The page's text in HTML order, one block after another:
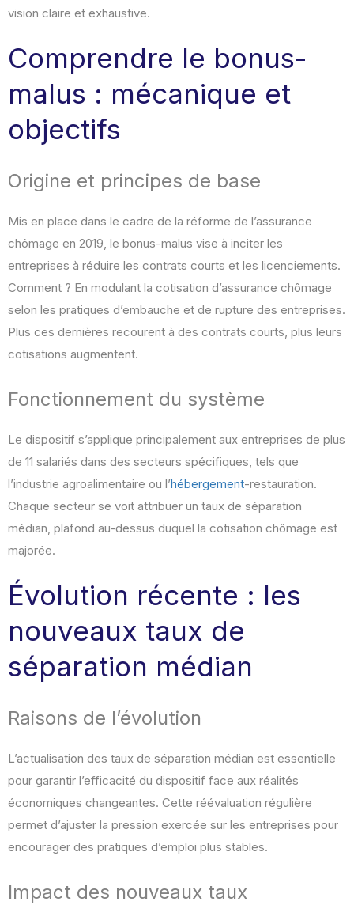
vision claire et exhaustive.
Comprendre le bonus-
malus : mécanique et
objectifs
Origine et principes de base
Mis en place dans le cadre de la réforme de l’assurance
chômage en 2019, le bonus-malus vise à inciter les
entreprises à réduire les contrats courts et les licenciements.
Comment ? En modulant la cotisation d’assurance chômage
selon les pratiques d’embauche et de rupture des entreprises.
Plus ces dernières recourent à des contrats courts, plus leurs
cotisations augmentent.
Fonctionnement du système
Le dispositif s’applique principalement aux entreprises de plus
de 11 salariés dans des secteurs spécifiques, tels que
l’industrie agroalimentaire ou l’hébergement-restauration.
Chaque secteur se voit attribuer un taux de séparation
médian, plafond au-dessus duquel la cotisation chômage est
majorée.
Évolution récente : les
nouveaux taux de
séparation médian
Raisons de l’évolution
L’actualisation des taux de séparation médian est essentielle
pour garantir l’efficacité du dispositif face aux réalités
économiques changeantes. Cette réévaluation régulière
permet d’ajuster la pression exercée sur les entreprises pour
encourager des pratiques d’emploi plus stables.
Impact des nouveaux taux